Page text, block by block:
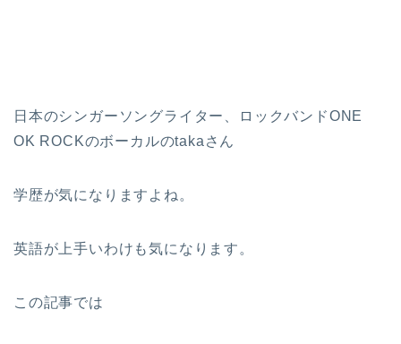
日本のシンガーソングライター、ロックバンドONE
OK ROCKのボーカルのtakaさん
学歴が気になりますよね。
英語が上手いわけも気になります。
この記事では